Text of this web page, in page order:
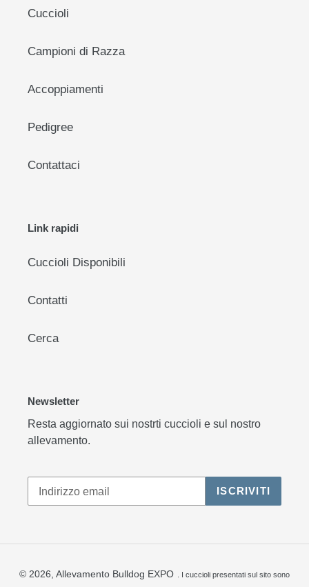
Cuccioli
Campioni di Razza
Accoppiamenti
Pedigree
Contattaci
Link rapidi
Cuccioli Disponibili
Contatti
Cerca
Newsletter
Resta aggiornato sui nostrti cuccioli e sul nostro
allevamento.
ISCRIVITI
© 2026, Allevamento Bulldog EXPO . I cuccioli presentati sul sito sono